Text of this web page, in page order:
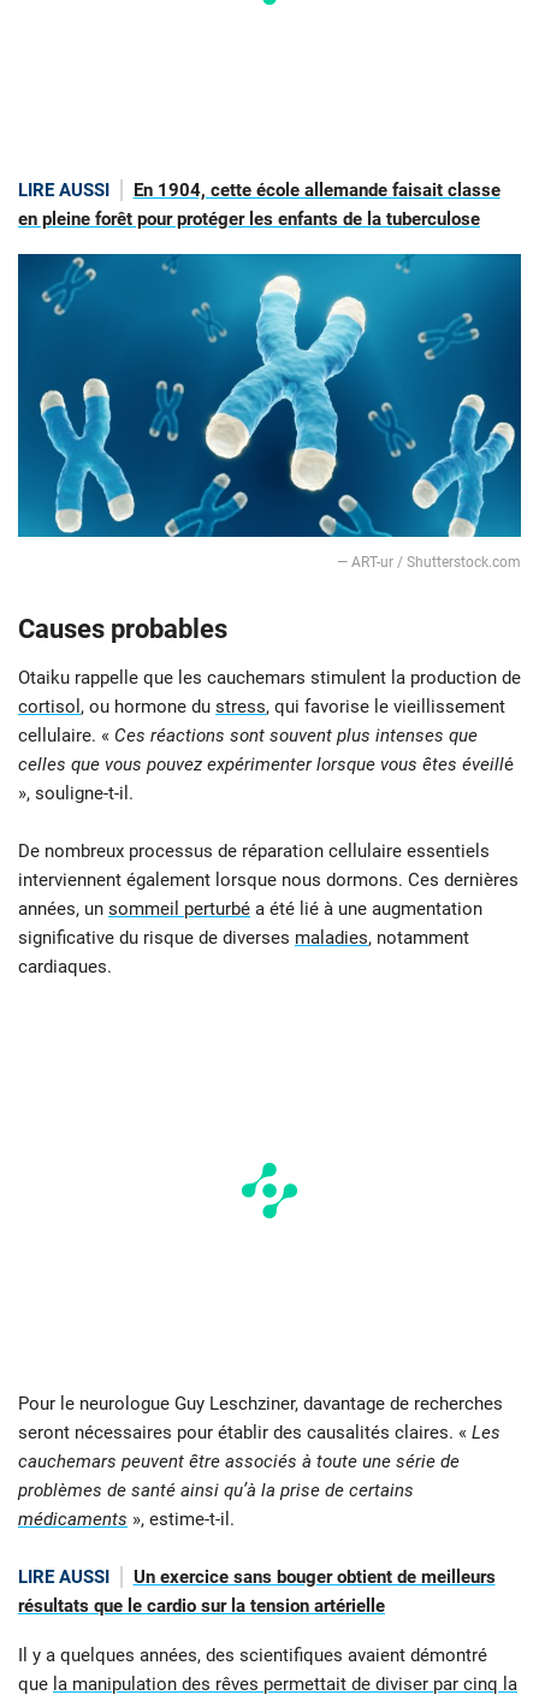
LIRE AUSSI
En 1904, cette école allemande faisait classe
en pleine forêt pour protéger les enfants de la tuberculose
— ART-ur / Shutterstock.com
Causes probables
Otaiku rappelle que les cauchemars stimulent la production de
cortisol , ou hormone du stress, qui favorise le vieillissement
cellulaire. « Ces réactions sont souvent plus intenses que
celles que vous pouvez expérimenter lorsque vous êtes éveillé
», souligne-t-il.
De nombreux processus de réparation cellulaire essentiels
interviennent également lorsque nous dormons. Ces dernières
années, un sommeil perturbé a été lié à une augmentation
significative du risque de diverses maladies, notamment
cardiaques.
Pour le neurologue Guy Leschziner, davantage de recherches
seront nécessaires pour établir des causalités claires. « Les
cauchemars peuvent être associés à toute une série de
problèmes de santé ainsi qu’à la prise de certains
médicaments », estime-t-il.
LIRE AUSSI
Un exercice sans bouger obtient de meilleurs
résultats que le cardio sur la tension artérielle
Il y a quelques années, des scientifiques avaient démontré
que la manipulation des rêves permettait de diviser par cinq la